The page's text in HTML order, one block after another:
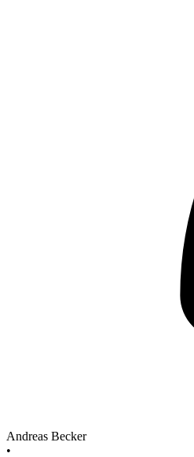
Andreas Becker
•